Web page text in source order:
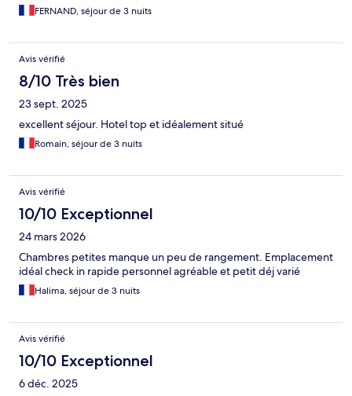
FERNAND, séjour de 3 nuits
Avis vérifié
8/10 Très bien
23 sept. 2025
excellent séjour. Hotel top et idéalement situé
Romain, séjour de 3 nuits
Avis vérifié
10/10 Exceptionnel
24 mars 2026
Chambres petites manque un peu de rangement. Emplacement
idéal check in rapide personnel agréable et petit déj varié
Halima, séjour de 3 nuits
Avis vérifié
10/10 Exceptionnel
6 déc. 2025